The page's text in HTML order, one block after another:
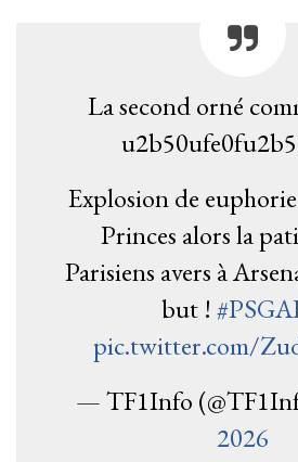
La second orné
Explosion de
Princes alors la
Parisiens avers à
but !
pic.twitter.com/
— TF1Info
2026